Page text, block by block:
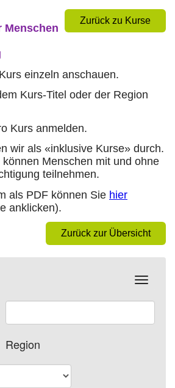
Zurück zu Kurse
Menschen
einzeln anschauen.
Kurs-Titel oder der Region
Kurs anmelden.
wir als «inklusive Kurse» durch.
Menschen mit und ohne
teilnehmen.
als PDF können Sie hier
anklicken).
Zurück zur Übersicht
Region